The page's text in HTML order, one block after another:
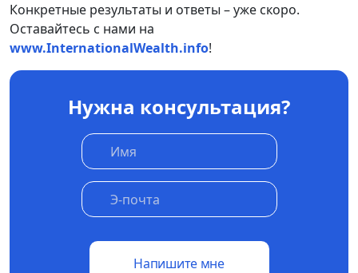
Конкретные результаты и ответы – уже скоро.
Оставайтесь с нами на
www.InternationalWealth.info!
Нужна консультация?
Напишите мне